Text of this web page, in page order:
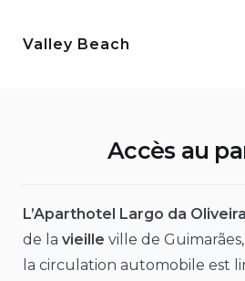
Valley Beach
Accès au
L’Aparthotel Largo da Oliveira
de la vieille ville de
la circulation automobile est